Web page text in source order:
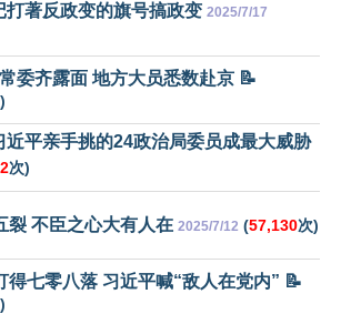
打著反政变的旗号搞政变 2025/7/17
委齐露面 地方大员悉数赴京 📝
近平亲手挑的24政治局委员成最大威胁
次)
裂 不臣之心大有人在 2025/7/12 (57,130次)
得七零八落 习近平喊“敌人在党内” 📝